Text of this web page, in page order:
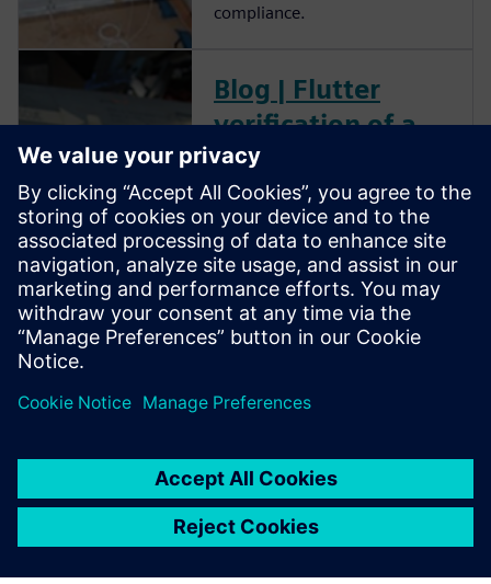
compliance.
Blog | Flutter
verification of a
composite electric
aircraft
Discover how Simcenter
supports Siemens’ verification
management digital thread
through an aeroelastic flutter
verification use case.